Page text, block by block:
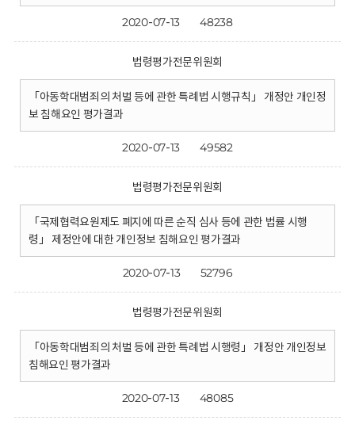
2020-07-13 48238
법령평가전문위원회
「아동학대범죄의 처벌 등에 관한 특례법 시행규칙」 개정안 개인정
보 침해요인 평가결과
2020-07-13 49582
법령평가전문위원회
「국제협력요원제도 폐지에 따른 순직 심사 등에 관한 법률 시행
령」 제정안에 대한 개인정보 침해요인 평가결과
2020-07-13 52796
법령평가전문위원회
「아동학대범죄의 처벌 등에 관한 특례법 시행령」 개정안 개인정보
침해요인 평가결과
2020-07-13 48085